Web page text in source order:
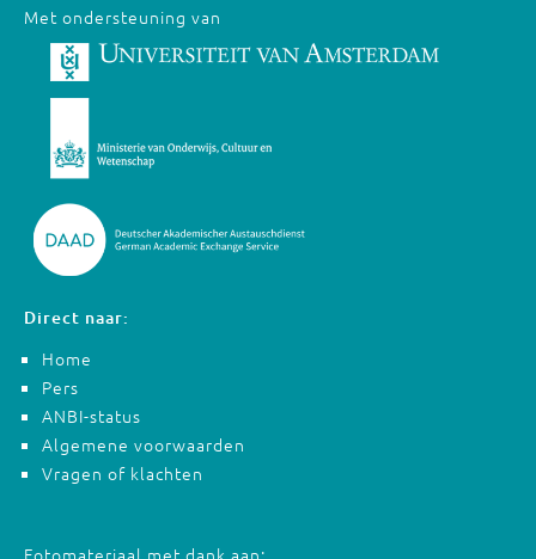
Met ondersteuning van
Direct naar:
Home
Pers
ANBI-status
Algemene voorwaarden
Vragen of klachten
Fotomateriaal met dank aan: